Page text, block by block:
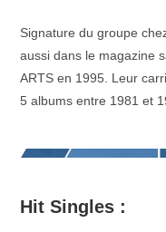
Signature du groupe
aussi dans le magazine
ARTS en 1995. Leur
5 albums entre 1981 et
Hit Singles :